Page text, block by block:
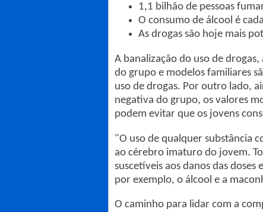
1,1 bilhão de pessoas
O consumo de álcool é
As drogas são hoje mais
A banalização do uso de drogas,
do grupo e modelos familiares
uso de drogas. Por outro lado,
negativa do grupo, os valores
podem evitar que os jovens
"O uso de qualquer substância
ao cérebro imaturo do jovem.
suscetíveis aos danos das
por exemplo, o álcool e a
O caminho para lidar com a